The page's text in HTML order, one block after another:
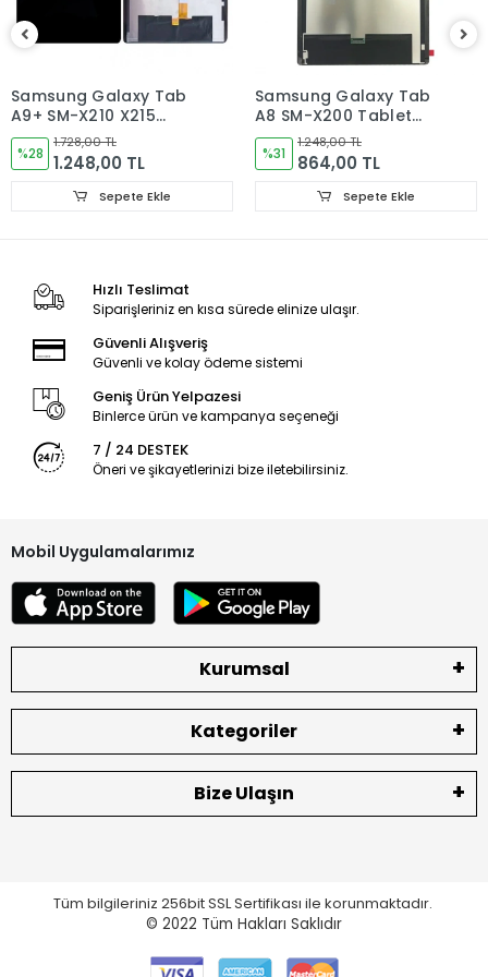
Sorun yoksa Montajına Başlayın Sorumluluk Size aittir.
Montajı yapılmış,yapıştırılmış,kullanılmış ürünlerin iade ve
Ürün Değişimlerinde KARGO bedeli Bize aittir.Ürün
iadelerinde Kargo Bedelleri Müşteriye yansıtılır.
Ürün Değişimler "Garanti ve iade" Kısmını takip ediniz.
Samsung Galaxy Tab
A9+ SM-X210 X215
X216B Tablet Ekran
Dokunmatik
%28
1.728,00 TL
1.248,00 TL
Sepete Ekle
Samsung Galaxy Tab
A8 SM-X200 Tablet
Ekran
%31
1.248,00 TL
864,00 TL
Sepete Ekle
Hızlı Teslimat
Siparişleriniz en kısa sürede elinize ulaşır.
Güvenli Alışveriş
Güvenli ve kolay ödeme sistemi
Geniş Ürün Yelpazesi
Binlerce ürün ve kampanya seçeneği
7 / 24 DESTEK
Öneri ve şikayetlerinizi bize iletebilirsiniz.
Mobil Uygulamalarımız
Kurumsal
Kategoriler
Bize Ulaşın
Tüm bilgileriniz 256bit SSL Sertifikası ile korunmaktadır.
© 2022 Tüm Hakları Saklıdır